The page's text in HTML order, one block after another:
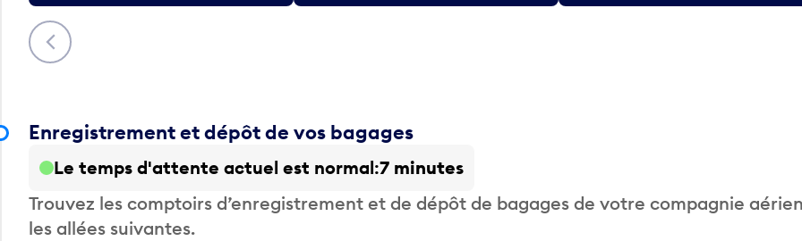
Précédent
Enregistrement et dépôt de vos bagages
Le temps d'attente actuel est normal 7 minutes
Trouvez les comptoirs d’enregistrement et de dépôt de bagages de votre compagnie
les allées suivantes.